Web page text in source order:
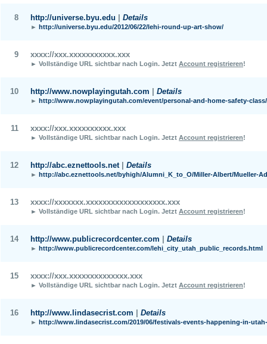
8 http://universe.byu.edu Details
► http://universe.byu.edu/2012/06/22/lehi-round-up-art-show/
9 xxxx://xxx.xxxxxxxxxxx.xxx
► Vollständige URL sichtbar nach Login. Jetzt Account registrieren!
10 http://www.nowplayingutah.com Details
► http://www.nowplayingutah.com/event/personal-and-home-safety-class/
11 xxxx://xxx.xxxxxxxxxx.xxx
► Vollständige URL sichtbar nach Login. Jetzt Account registrieren!
12 http://abc.eznettools.net Details
► http://abc.eznettools.net/byhigh/Alumni_K_to_O/Miller-Albert/Mueller-
13 xxxx://xxxxxxx.xxxxxxxxxxxxxxxxxxx.xxx
► Vollständige URL sichtbar nach Login. Jetzt Account registrieren!
14 http://www.publicrecordcenter.com Details
► http://www.publicrecordcenter.com/lehi_city_utah_public_records.html
15 xxxx://xxx.xxxxxxxxxxxxxx.xxx
► Vollständige URL sichtbar nach Login. Jetzt Account registrieren!
16 http://www.lindasecrist.com Details
► http://www.lindasecrist.com/2019/06/festivals-events-happening-in-